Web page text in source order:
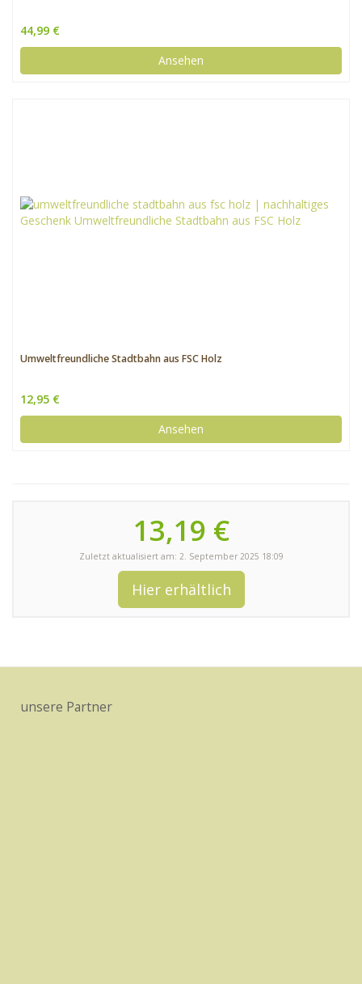
44,99 €
Ansehen
Umweltfreundliche Stadtbahn aus FSC Holz
12,95 €
Ansehen
13,19 €
Zuletzt aktualisiert am: 2. September 2025 18:09
Hier erhältlich
unsere Partner